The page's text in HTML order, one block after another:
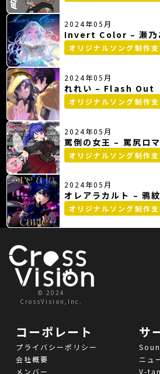
2024年05月
Invert Color – 瀬乃
オリジナルソング制作支
2024年05月
れれい – Flash Out
オリジナルソング制作支
2024年05月
罵倒の女王 – 罵尻ロ
オリジナルソング制作支
2024年05月
オレアラカルト – 鴉
オリジナルソング制作支
© 2024
CrossVision,Inc.
コーポレート
プライバシーポリシー
会社概要
メンバー
サ
ニュ
V-